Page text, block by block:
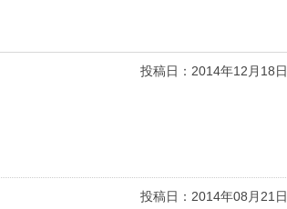
投稿日： 2014年12月18日
投稿日： 2014年08月21日